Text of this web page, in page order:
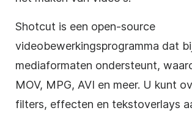
Shotcut is een open-source
videobewerkingsprogramma dat
mediaformaten ondersteunt,
MOV, MPG, AVI en meer. U kunt
filters, effecten en tekstoverlays